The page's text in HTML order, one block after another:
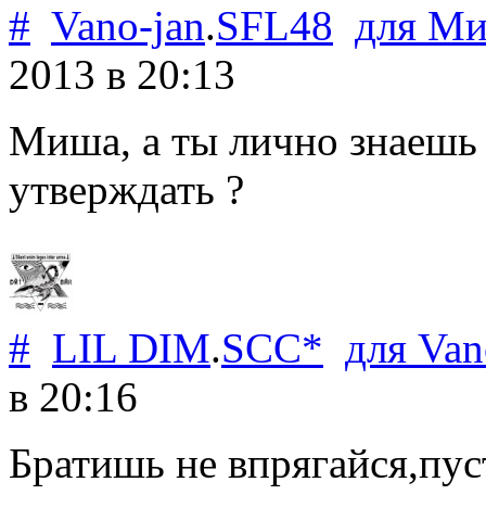
# Vano-jan.SFL48 для
2013 в 20:13
Миша, а ты лично знаешь
утверждать ?
# LIL DIM.SCC* для
в 20:16
Братишь не